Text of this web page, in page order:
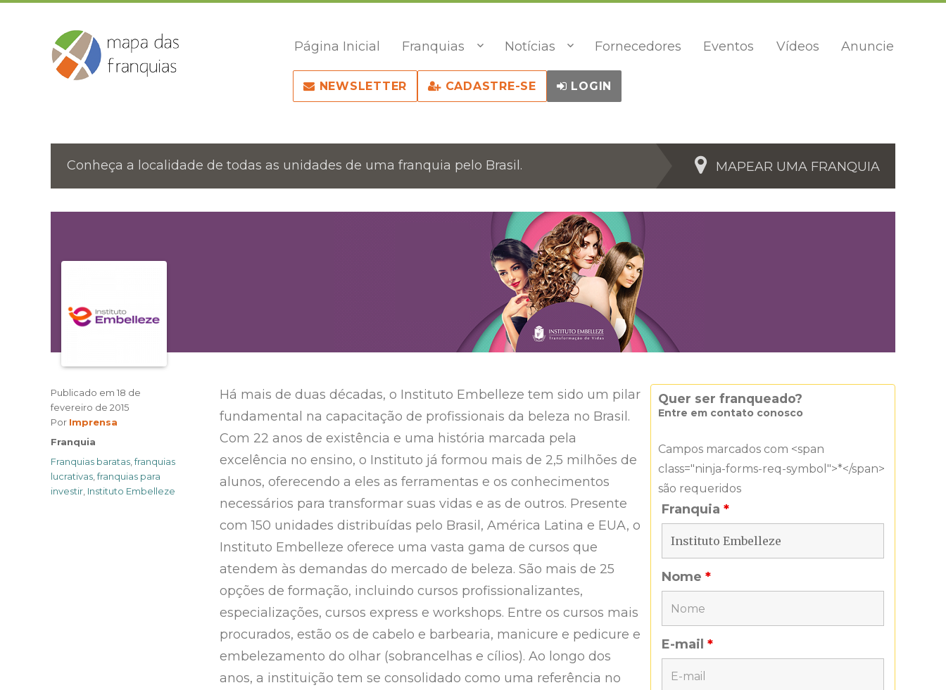
Página Inicial Franquias Notícias Fornecedores Eventos Vídeos Anuncie
NEWSLETTER CADASTRE-SE LOGIN
Conheça a localidade de todas as unidades de uma franquia pelo Brasil. MAPEAR UMA FRANQUIA
Há mais de duas décadas, o Instituto Embelleze tem sido um pilar
fundamental na capacitação de profissionais da beleza no Brasil.
Com 22 anos de existência e uma história marcada pela
excelência no ensino, o Instituto já formou mais de 2,5 milhões de
alunos, oferecendo a eles as ferramentas e os conhecimentos
necessários para transformar suas vidas e as de outros. Presente
com 150 unidades distribuídas pelo Brasil, América Latina e EUA, o
Instituto Embelleze oferece uma vasta gama de cursos que
atendem às demandas do mercado de beleza. São mais de 25
opções de formação, incluindo cursos profissionalizantes,
especializações, cursos express e workshops. Entre os cursos mais
procurados, estão os de cabelo e barbearia, manicure e pedicure e
embelezamento do olhar (sobrancelhas e cílios). Ao longo dos
anos, a instituição tem se consolidado como uma referência no
Publicado em 18 de
fevereiro de 2015
Por Author
Imprensa
Categories
Franquia
Tags
Franquias baratas ,franquias
lucrativas ,franquias para
investir Instituto Embelleze
Quer ser franqueado?
Entre em contato conosco
Campos marcados com <span
class="ninja-forms-req-symbol">*</span>
são requeridos
Franquia *
Nome *
E-mail *